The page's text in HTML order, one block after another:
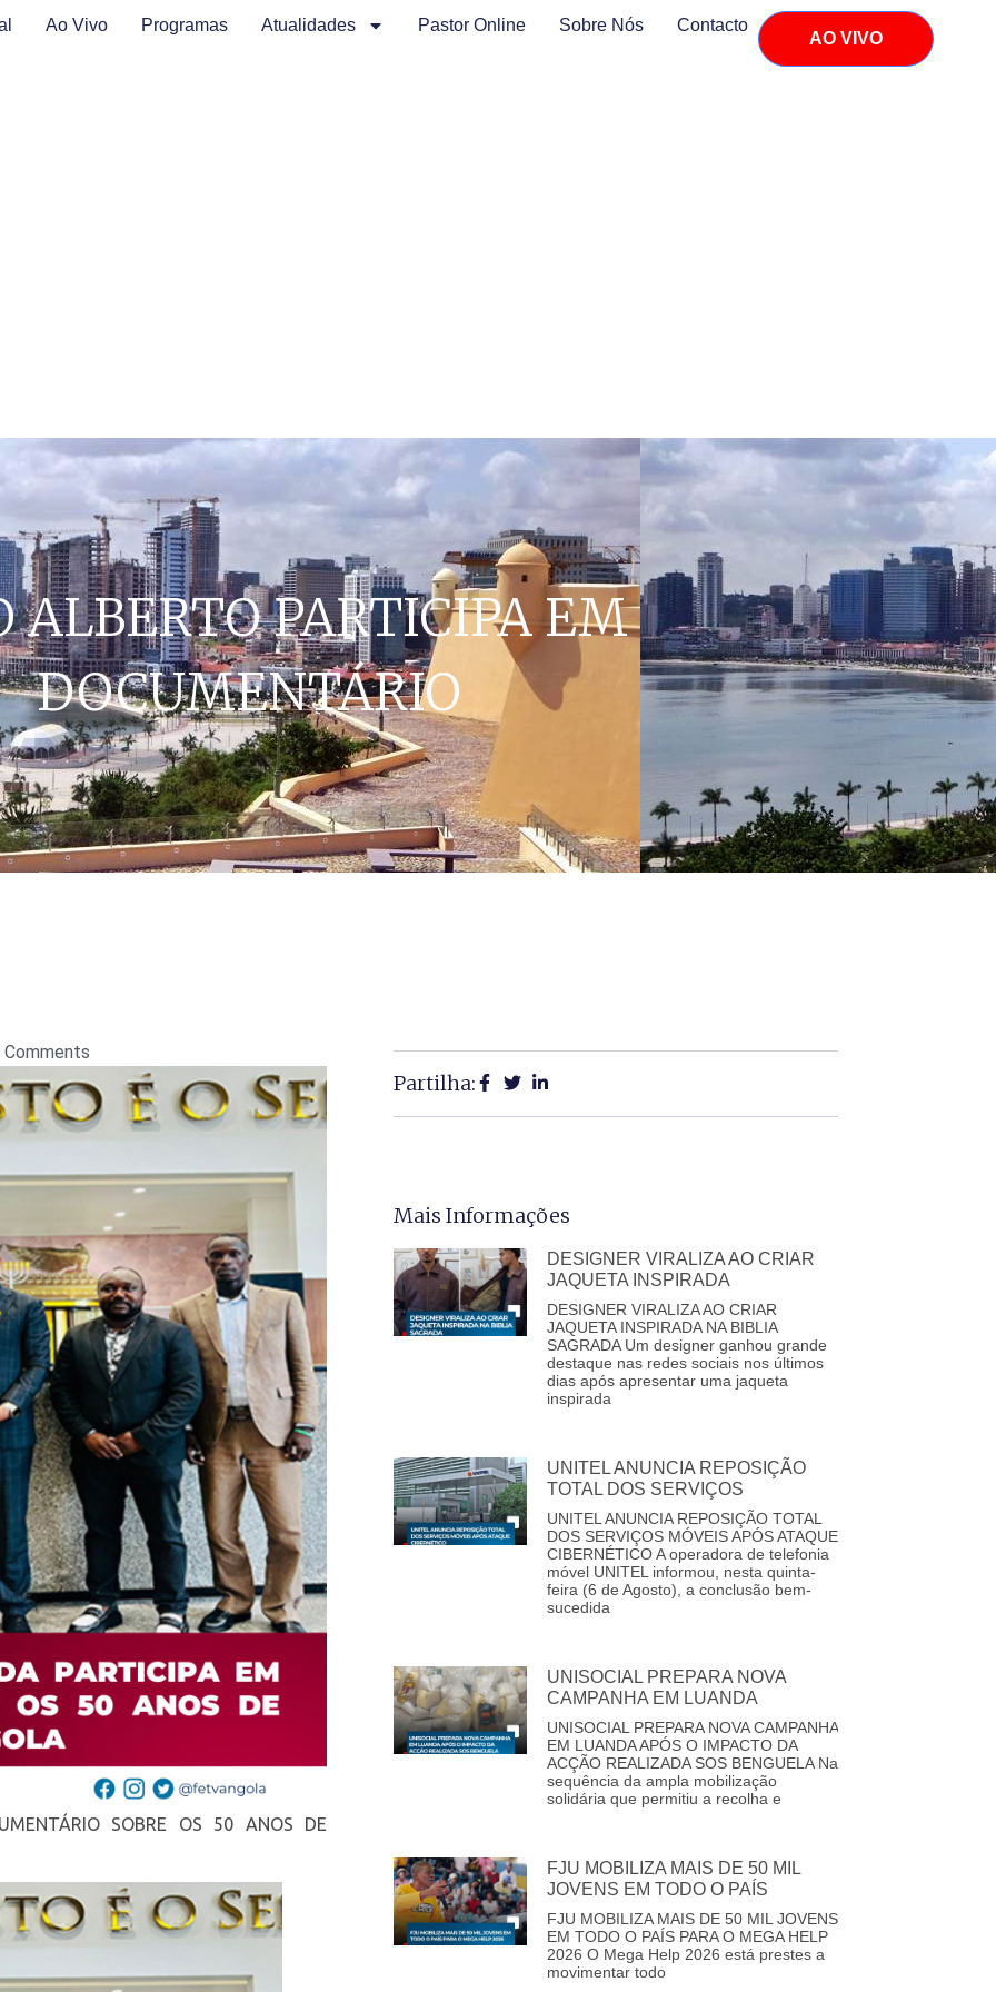
Ao Vivo Programas Atualidades Pastor Online Sobre Nós Contacto
AO VIVO
ALBERTO PARTICIPA EM
DOCUMENTÁRIO
Comments
SOBRE OS 50 ANOS DE
Partilha:
Mais Informações
DESIGNER VIRALIZA AO CRIAR
JAQUETA INSPIRADA
DESIGNER VIRALIZA AO CRIAR
JAQUETA INSPIRADA NA BIBLIA
SAGRADA Um designer ganhou grande
destaque nas redes sociais nos últimos
dias após apresentar uma jaqueta
inspirada
UNITEL ANUNCIA REPOSIÇÃO
TOTAL DOS SERVIÇOS
UNITEL ANUNCIA REPOSIÇÃO TOTAL
DOS SERVIÇOS MÓVEIS APÓS ATAQUE
CIBERNÉTICO A operadora de telefonia
móvel UNITEL informou, nesta quinta-
feira (6 de Agosto), a conclusão bem-
sucedida
UNISOCIAL PREPARA NOVA
CAMPANHA EM LUANDA
UNISOCIAL PREPARA NOVA CAMPANHA
EM LUANDA APÓS O IMPACTO DA
ACÇÃO REALIZADA SOS BENGUELA Na
sequência da ampla mobilização
solidária que permitiu a recolha e
FJU MOBILIZA MAIS DE 50 MIL
JOVENS EM TODO O PAÍS
FJU MOBILIZA MAIS DE 50 MIL JOVENS
EM TODO O PAÍS PARA O MEGA HELP
2026 O Mega Help 2026 está prestes a
movimentar todo